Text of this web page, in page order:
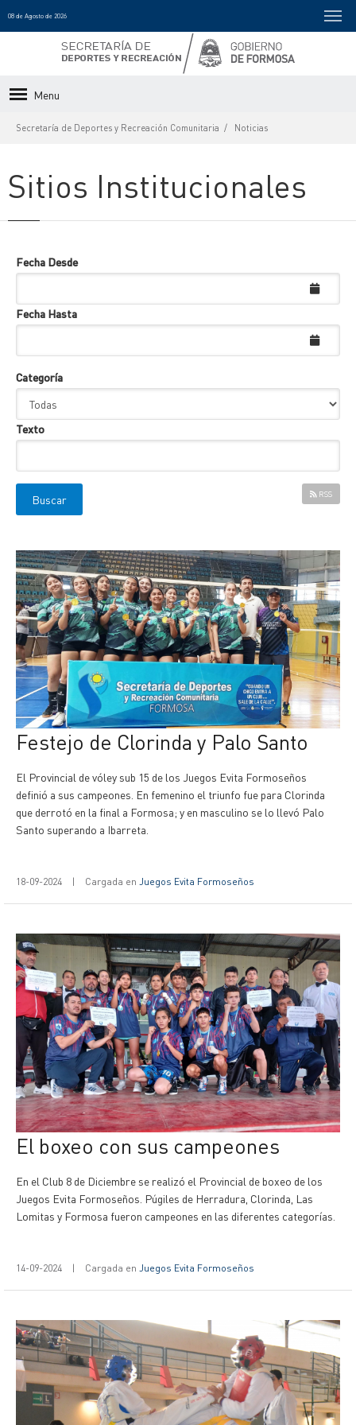
08 de Agosto de 2026
Menu
Secretaría de Deportes y Recreación Comunitaria Noticias
Sitios Institucionales
Fecha Desde
Fecha Hasta
Categoría
Texto
RSS
Festejo de Clorinda y Palo Santo
El Provincial de vóley sub 15 de los Juegos Evita Formoseños
definió a sus campeones. En femenino el triunfo fue para Clorinda
que derrotó en la final a Formosa; y en masculino se lo llevó Palo
Santo superando a Ibarreta.
18-09-2024 | Cargada en Juegos Evita Formoseños
El boxeo con sus campeones
En el Club 8 de Diciembre se realizó el Provincial de boxeo de los
Juegos Evita Formoseños. Púgiles de Herradura, Clorinda, Las
Lomitas y Formosa fueron campeones en las diferentes categorías.
14-09-2024 | Cargada en Juegos Evita Formoseños